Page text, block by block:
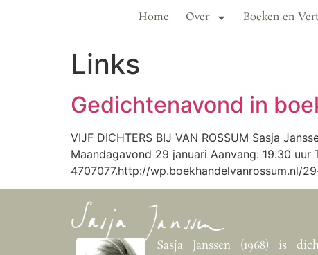
Home Over Boeken en
Links
Gedichtenavond in
VIJF DICHTERS BIJ VAN ROSSUM Sasja
Maandagavond 29 januari Aanvang: 19.30
4707077.http://wp.boekhandelvanrossum.nl/
Sasja Janssen (1968) is